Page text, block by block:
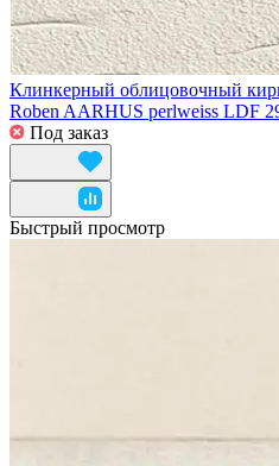
Клинкерный облицовочный
Roben AARHUS perlweiss LDF
Под заказ
Быстрый просмотр